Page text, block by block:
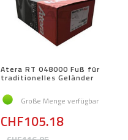
Atera RT 048000 Fuß für
traditionelles Geländer
Große Menge verfügbar
CHF105.18